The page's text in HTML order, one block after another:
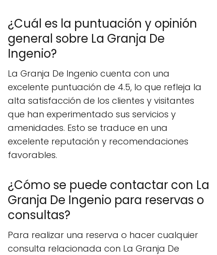
¿Cuál es la puntuación y opinión
general sobre La Granja De
Ingenio?
La Granja De Ingenio cuenta con una
excelente puntuación de 4.5, lo que refleja la
alta satisfacción de los clientes y visitantes
que han experimentado sus servicios y
amenidades. Esto se traduce en una
excelente reputación y recomendaciones
favorables.
¿Cómo se puede contactar con La
Granja De Ingenio para reservas o
consultas?
Para realizar una reserva o hacer cualquier
consulta relacionada con La Granja De